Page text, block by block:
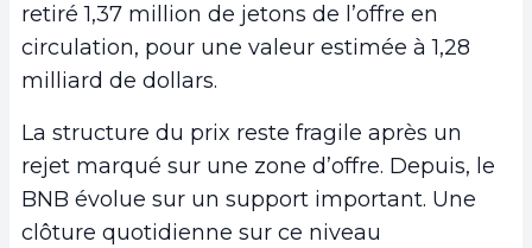
retiré 1,37 million de jetons de l’offre en
circulation, pour une valeur estimée à 1,28
milliard de dollars.
La structure du prix reste fragile après un
rejet marqué sur une zone d’offre. Depuis, le
BNB évolue sur un support important. Une
clôture quotidienne sur ce niveau